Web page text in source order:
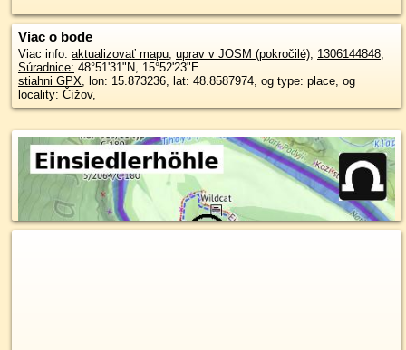
Viac o bode
Viac info: aktualizovať mapu, uprav v JOSM (pokročilé), 1306144848,
Súradnice: 48°51'31"N, 15°52'23"E
stiahni GPX, lon: 15.873236, lat: 48.8587974, og type: place, og
locality: Čížov,